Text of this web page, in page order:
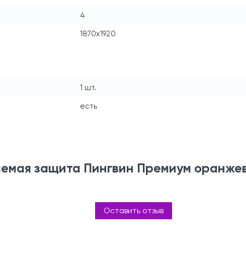
4
1870х1920
1 шт.
есть
защита Пингвин Премиум
Оставить отзыв